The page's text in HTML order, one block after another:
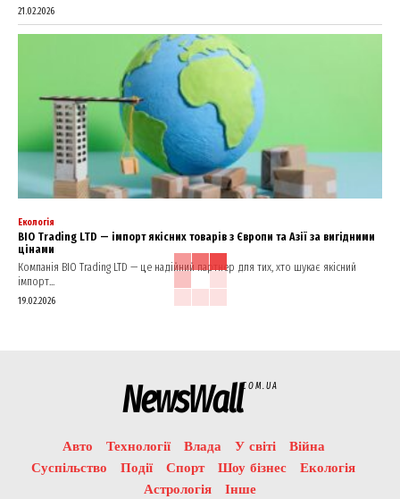
21.02.2026
Екологія
BIO Trading LTD — імпорт якісних товарів з Європи та Азії за вигідними
цінами
Компанія BIO Trading LTD — це надійний партнер для тих, хто шукає якісний
імпорт...
19.02.2026
NewsWallCOM.UA
Авто Технології Влада У світі
Війна
Суспільство
Події Спорт Шоу бізнес
Екологія
Астрологія
Інше